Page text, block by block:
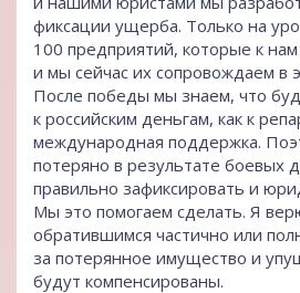
фиксации ущерба. Только на
100 предприятий, которые к
и мы сейчас их сопровождаем в
После победы мы знаем, что
к российским деньгам, как к
международная поддержка.
потеряно в результате боевых
правильно зафиксировать и
Мы это помогаем сделать. Я
обратившимся частично или
за потерянное имущество и
будут компенсированы.